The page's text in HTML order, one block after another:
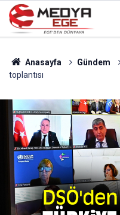
Anasayfa Gündem
toplantısı